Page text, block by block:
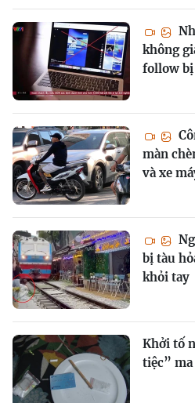
không
follow bị
màn
và xe
bị tàu
khỏi tay
Khởi tố
tiệc”